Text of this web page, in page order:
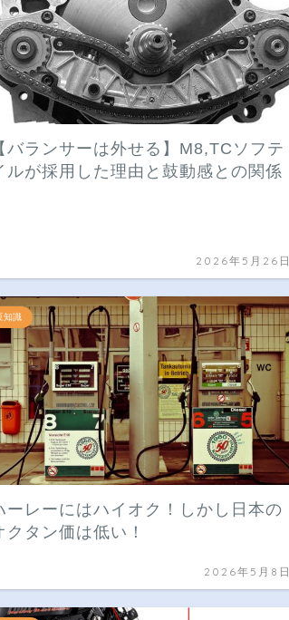
【バランサーは外せる】M8,TCソフテ
ルが採用した理由と鼓動感との関係
2026年5月26日
知識
ーレーにはハイオク！しかし日本の
クタン価は低い！
2026年5月8日